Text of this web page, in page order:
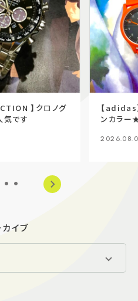
】クロノグ
気です
【adidas
ンカラー
イブ